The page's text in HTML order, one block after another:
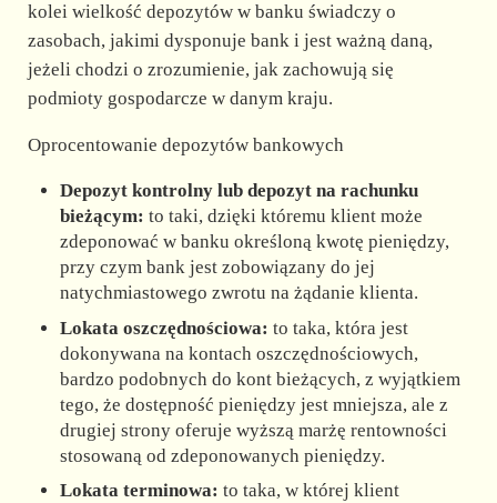
kolei wielkość depozytów w banku świadczy o
zasobach, jakimi dysponuje bank i jest ważną daną,
jeżeli chodzi o zrozumienie, jak zachowują się
podmioty gospodarcze w danym kraju.
Oprocentowanie depozytów bankowych
Depozyt kontrolny lub depozyt na rachunku
bieżącym: to taki, dzięki któremu klient może
zdeponować w banku określoną kwotę pieniędzy,
przy czym bank jest zobowiązany do jej
natychmiastowego zwrotu na żądanie klienta.
Lokata oszczędnościowa: to taka, która jest
dokonywana na kontach oszczędnościowych,
bardzo podobnych do kont bieżących, z wyjątkiem
tego, że dostępność pieniędzy jest mniejsza, ale z
drugiej strony oferuje wyższą marżę rentowności
stosowaną od zdeponowanych pieniędzy.
Lokata terminowa: to taka, w której klient